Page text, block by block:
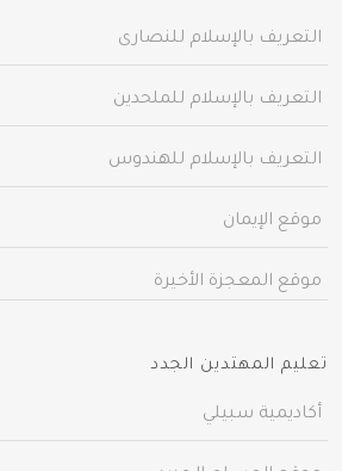
التعريف بالإسلام للنصارى
التعريف بالإسلام للملحدين
التعريف بالإسلام للهندوس
موقع الإيمان
موقع المعجزة الأخيرة
تعليم المهتدين الجدد
أكاديمية سبيلي